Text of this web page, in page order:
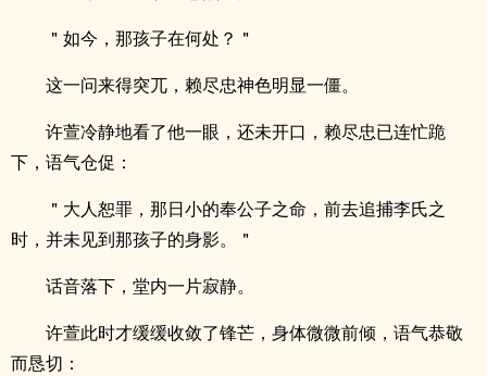
＂如今，那孩子在何处？＂
这一问来得突兀，赖尽忠神色明显一僵。
许萱冷静地看了他一眼，还未开口，赖尽忠已连忙跪
下，语气仓促：
＂大人恕罪，那日小的奉公子之命，前去追捕李氏之
时，并未见到那孩子的身影。＂
话音落下，堂内一片寂静。
许萱此时才缓缓收敛了锋芒，身体微微前倾，语气恭敬
而恳切：